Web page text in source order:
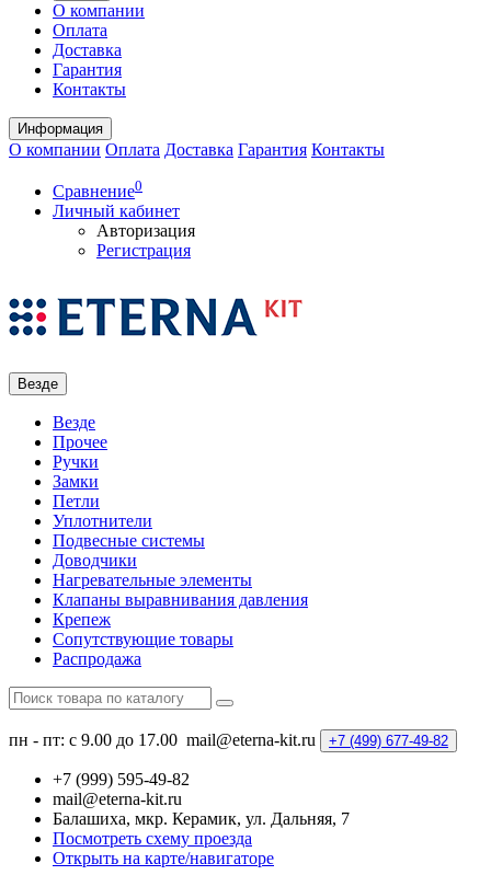
О компании
Оплата
Доставка
Гарантия
Контакты
Информация
О компании Оплата Доставка Гарантия Контакты
Сравнение0
Личный кабинет
Авторизация
Регистрация
Везде
Везде
Прочее
Ручки
Замки
Петли
Уплотнители
Подвесные системы
Доводчики
Нагревательные элементы
Клапаны выравнивания давления
Крепеж
Сопутствующие товары
Распродажа
пн - пт: с 9.00 до 17.00 mail@eterna-kit.ru +7 (499) 677-49-82
+7 (999) 595-49-82
mail@eterna-kit.ru
Балашиха, мкр. Керамик, ул. Дальняя, 7
Посмотреть схему проезда
Открыть на карте/навигаторе